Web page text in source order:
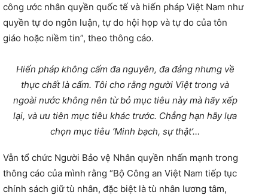
công ước nhân quyền quốc tế và hiến pháp Việt Nam như
quyền tự do ngôn luận, tự do hội họp và tự do của tôn
giáo hoặc niềm tin”, theo thông cáo.
Hiến pháp không cấm đa nguyên, đa đảng nhưng về
thực chất là cấm. Tôi cho rằng người Việt trong và
ngoài nước không nên từ bỏ mục tiêu này mà hãy xếp
lại, và ưu tiên mục tiêu khác trước. Chẳng hạn hãy lựa
chọn mục tiêu ‘Minh bạch, sự thật’…
Vẫn tổ chức Người Bảo vệ Nhân quyền nhấn mạnh trong
thông cáo của mình rằng “Bộ Công an Việt Nam tiếp tục
chính sách giữ tù nhân, đặc biệt là tù nhân lương tâm,